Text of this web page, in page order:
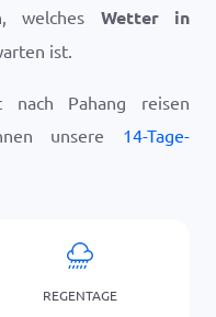
welches Wetter in
ist.
Pahang reisen
unsere 14-Tage-
REGENTAGE